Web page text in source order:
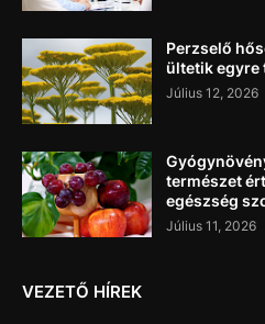
Perzselő
ültetik egyre
Július 12, 2026
természet
egészség
Július 11, 2026
VEZETŐ HÍREK